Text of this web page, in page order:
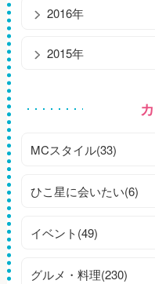
2016年
2015年
MCスタイル(33)
ひこ星に会いたい(6)
イベント(49)
グルメ・料理(230)